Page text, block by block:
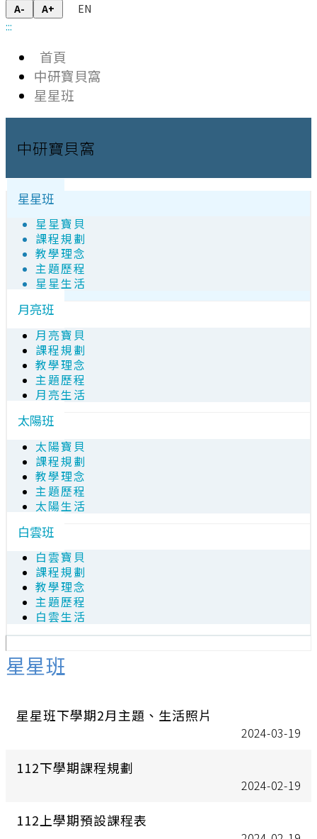
A- A+
EN
:::
首頁
中研寶貝窩
星星班
中研寶貝窩
星星班
星星寶貝
課程規劃
教學理念
主題歷程
星星生活
月亮班
月亮寶貝
課程規劃
教學理念
主題歷程
月亮生活
太陽班
太陽寶貝
課程規劃
教學理念
主題歷程
太陽生活
白雲班
白雲寶貝
課程規劃
教學理念
主題歷程
白雲生活
星星班
星星班下學期2月主題、生活照片
2024-03-19
112下學期課程規劃
2024-02-19
112上學期預設課程表